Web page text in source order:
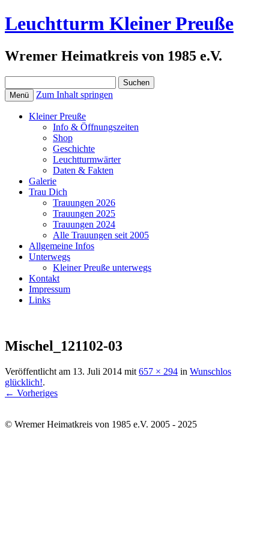
Leuchtturm Kleiner Preuße
Wremer Heimatkreis von 1985 e.V.
nach:
Menü Zum Inhalt springen
Kleiner Preuße
Info & Öffnungszeiten
Shop
Geschichte
Leuchtturmwärter
Daten & Fakten
Galerie
Trau Dich
Trauungen 2026
Trauungen 2025
Trauungen 2024
Alle Trauungen seit 2005
Allgemeine Infos
Unterwegs
Kleiner Preuße unterwegs
Kontakt
Impressum
Links
Mischel_121102-03
Veröffentlicht am 13. Juli 2014 mit 657 × 294 in Wunschlos
glücklich!.
← Vorheriges
© Wremer Heimatkreis von 1985 e.V. 2005 - 2025